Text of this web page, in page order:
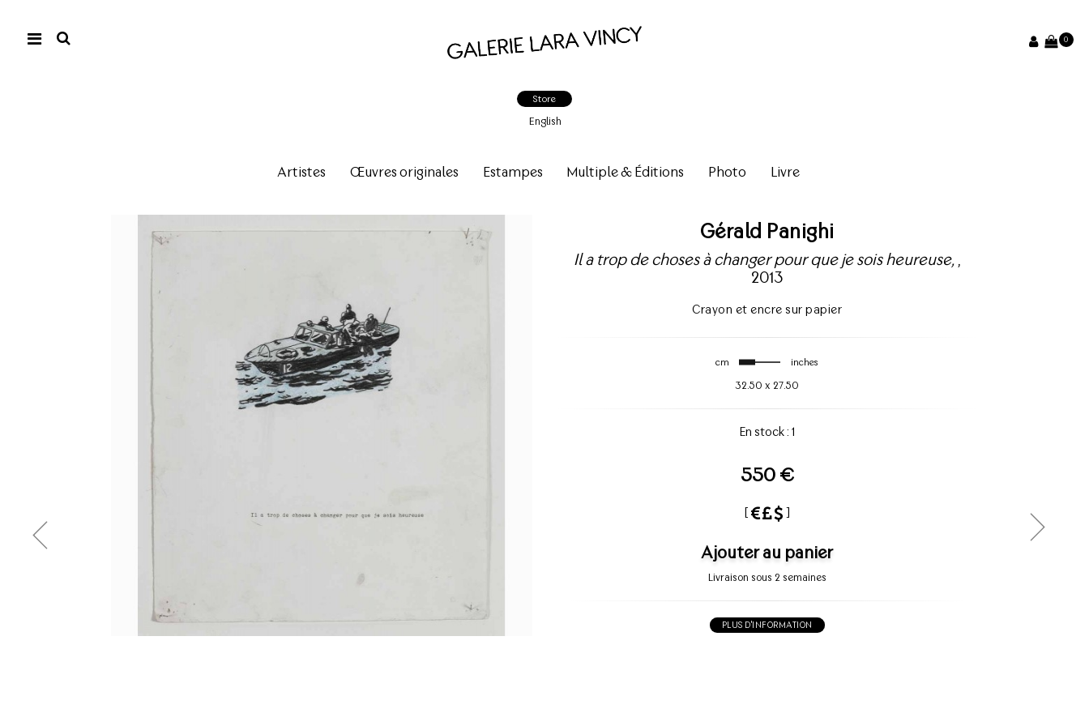
0
Store
English
Artistes Œuvres originales Estampes Multiple & Éditions Photo Livre
Gérald Panighi
Il a trop de choses à changer pour que je sois heureuse,,
2013
Crayon et encre sur papier
cm inches
32.50 x 27.50
En stock : 1
550 €
[ ]
Ajouter au panier
Livraison sous 2 semaines
PLUS D'INFORMATION